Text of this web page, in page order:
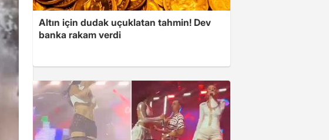
Altın için dudak uçuklatan tahmin! Dev
banka rakam verdi